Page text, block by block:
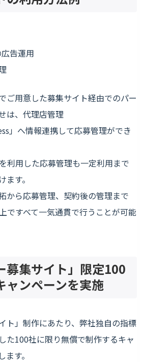
告運用
ご用意した募集サイト経由でのパー
は、代理店管理
」へ情報連携して応募管理ができ
利用した応募管理も一定利用まで
す。
から応募管理、契約後の管理まで
ですべて一気通貫で行うことが可能
募集サイト」限定100
ャンペーンを実施
ト」制作にあたり、弊社独自の指標
た100社に限り無償で制作するキャ
す。